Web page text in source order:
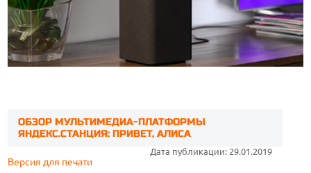
ОБЗОР МУЛЬТИМЕДИА-ПЛАТФОРМЫ
ЯНДЕКС.СТАНЦИЯ: ПРИВЕТ, АЛИСА
Дата публикации: 29.01.2019
Версия для печати